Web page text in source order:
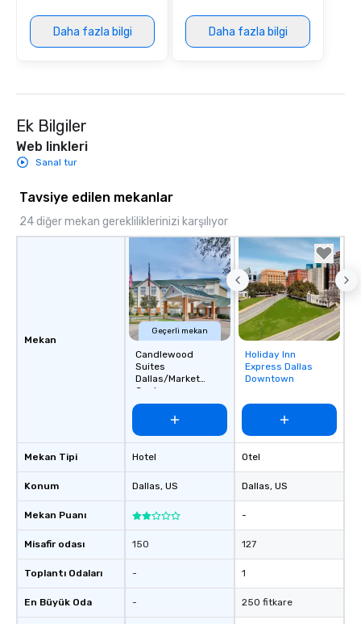
Daha fazla bilgi Daha fazla bilgi
Ek Bilgiler
Web linkleri
Sanal tur
Tavsiye edilen mekanlar
24 diğer mekan gerekliliklerinizi karşılıyor
Mekan
Mekan Tipi
Konum
Mekan Puanı
Misafir odası
Toplantı Odaları
En Büyük Oda
Geçerli mekan
Candlewood
Suites
Dallas/Market
Center
Hotel
Dallas, US
150
-
-
Removed from
favorites
Holiday Inn
Express Dallas
Downtown
Otel
Dallas, US
-
127
1
250 fitkare